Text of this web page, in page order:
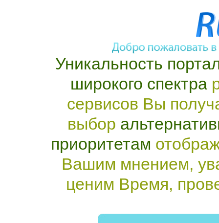
Уникальность
широкого спектра
сервисов Вы
выбор
приоритетам
Вашим мнением,
ценим Время,